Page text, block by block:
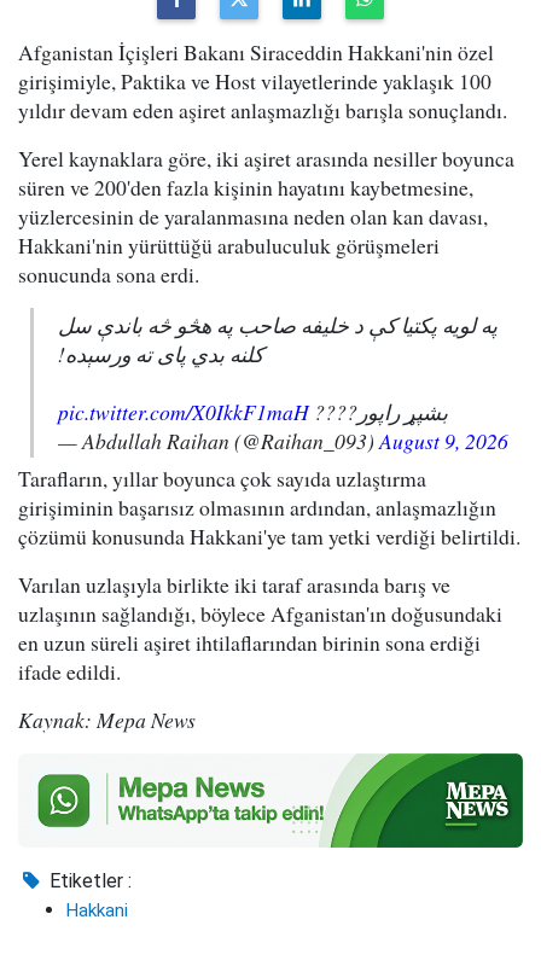
Afganistan İçişleri Bakanı Siraceddin Hakkani'nin özel
girişimiyle, Paktika ve Host vilayetlerinde yaklaşık 100
yıldır devam eden aşiret anlaşmazlığı barışla sonuçlandı.
Yerel kaynaklara göre, iki aşiret arasında nesiller boyunca
süren ve 200'den fazla kişinin hayatını kaybetmesine,
yüzlercesinin de yaralanmasına neden olan kan davası,
Hakkani'nin yürüttüğü arabuluculuk görüşmeleri
sonucunda sona erdi.
په لویه پکتیا کې د خلیفه صاحب په هڅو څه باندې سل
کلنه بدي پای ته ورسېده!
بشپړ راپور????pic.twitter.com/X0IkkF1maH
— Abdullah Raihan (@Raihan_093)August 9, 2026
Tarafların, yıllar boyunca çok sayıda uzlaştırma
girişiminin başarısız olmasının ardından, anlaşmazlığın
çözümü konusunda Hakkani'ye tam yetki verdiği belirtildi.
Varılan uzlaşıyla birlikte iki taraf arasında barış ve
uzlaşının sağlandığı, böylece Afganistan'ın doğusundaki
en uzun süreli aşiret ihtilaflarından birinin sona erdiği
ifade edildi.
Kaynak: Mepa News
Etiketler :
Hakkani